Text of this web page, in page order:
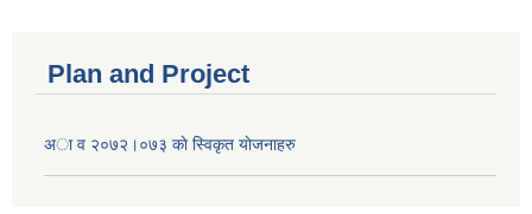
Plan and Project
अा व २०७२।०७३ काे स्विकृत याेजनाहरु